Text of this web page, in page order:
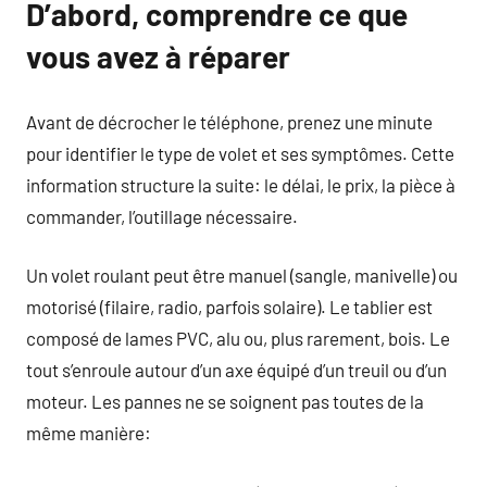
D’abord, comprendre ce que
vous avez à réparer
Avant de décrocher le téléphone, prenez une minute
pour identifier le type de volet et ses symptômes. Cette
information structure la suite: le délai, le prix, la pièce à
commander, l’outillage nécessaire.
Un volet roulant peut être manuel (sangle, manivelle) ou
motorisé (filaire, radio, parfois solaire). Le tablier est
composé de lames PVC, alu ou, plus rarement, bois. Le
tout s’enroule autour d’un axe équipé d’un treuil ou d’un
moteur. Les pannes ne se soignent pas toutes de la
même manière: